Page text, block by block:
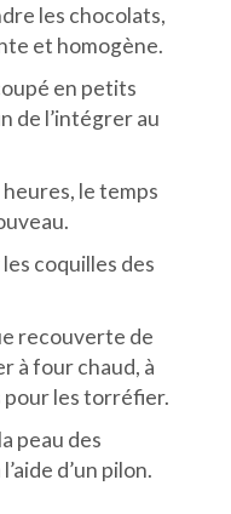
les chocolats,
et homogène.
en petits
de l’intégrer au
le temps
coquilles des
recouverte de
à four chaud, à
pour les torréfier.
peau des
d’un pilon.